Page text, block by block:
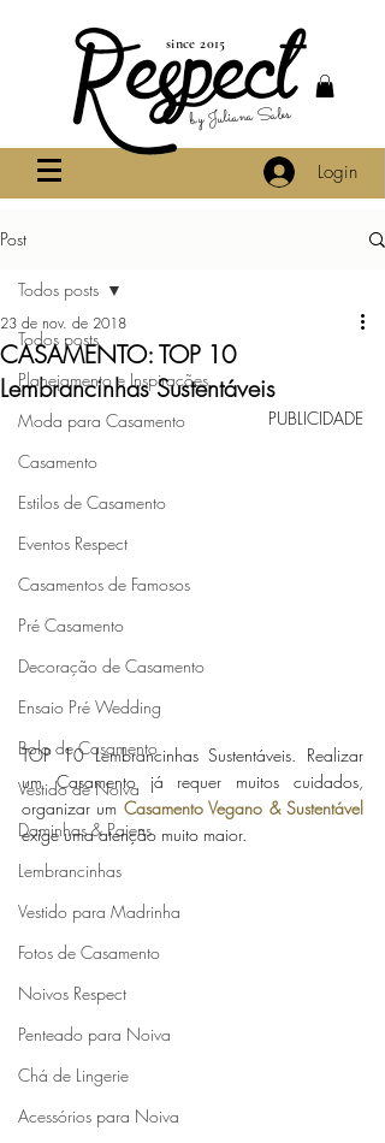
Login
since 2015
by Juliana Sales
Post
Todos posts
Planejamento e Inspirações
Moda para Casamento
Casamento
Estilos de Casamento
Eventos Respect
Casamentos de Famosos
Pré Casamento
Decoração de Casamento
Ensaio Pré Wedding
Bolo de Casamento
Vestido de Noiva
Daminhas & Pajens
Lembrancinhas
Vestido para Madrinha
Fotos de Casamento
Noivos Respect
Penteado para Noiva
Chá de Lingerie
Acessórios para Noiva
Todos posts
CASAMENTO: TOP 10
Lembrancinhas Sustentáveis
23 de nov. de 2018
PUBLICIDADE
TOP 10 Lembrancinhas Sustentáveis. Realizar
um Casamento já requer muitos cuidados,
organizar um Casamento Vegano & Sustentável
exige uma atenção muito maior.